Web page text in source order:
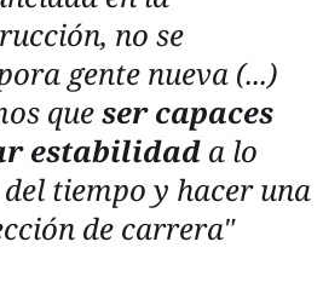
no se
gente nueva (...)
queser capaces
estabilidad a lo
tiempo y hacer una
de carrera"